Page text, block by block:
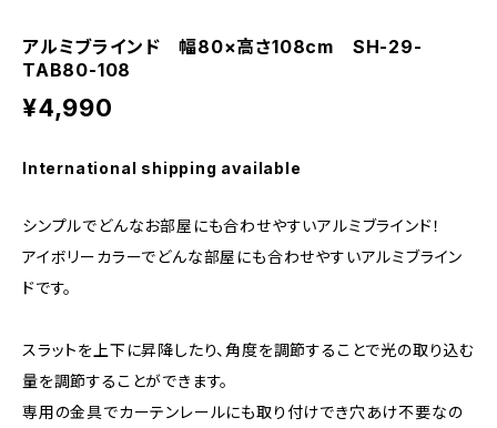
アルミブラインド 幅80×高さ108cm SH-29-
TAB80-108
¥4,990
International shipping available
シンプルでどんなお部屋にも合わせやすいアルミブラインド！
アイボリーカラーでどんな部屋にも合わせやすいアルミブライン
ドです。
スラットを上下に昇降したり、角度を調節することで光の取り込む
量を調節することができます。
専用の金具でカーテンレールにも取り付けでき穴あけ不要なの